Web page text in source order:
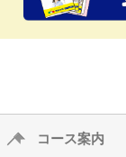
コース案内